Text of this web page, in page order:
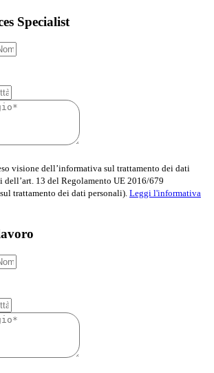
Specialist
visione dell’informativa sul trattamento dei dati
dell’art. 13 del Regolamento UE 2016/679
trattamento dei dati personali). Leggi l'informativa